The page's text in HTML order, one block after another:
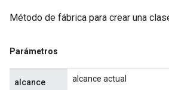
Método de fábrica para crear una
Parámetros
alcance alcance actual